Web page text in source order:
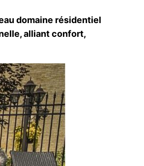
domaine résidentiel
alliant confort,